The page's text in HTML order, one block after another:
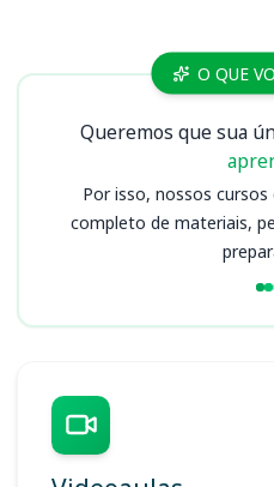
Cursos FAPESC
O QUE
Queremos que sua
Por isso, nossos
completo de materiais,